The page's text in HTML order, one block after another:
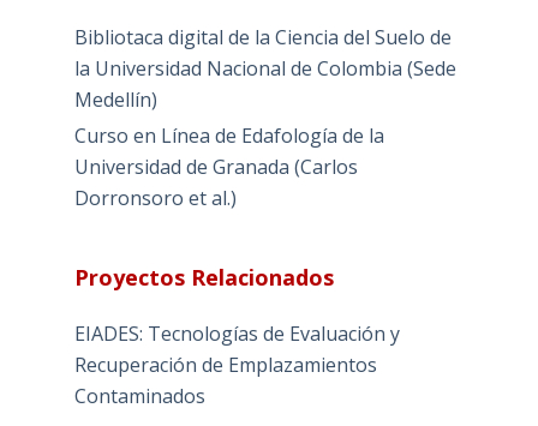
Bibliotaca digital de la Ciencia del Suelo de
la Universidad Nacional de Colombia (Sede
Medellín)
Curso en Línea de Edafología de la
Universidad de Granada (Carlos
Dorronsoro et al.)
Proyectos Relacionados
EIADES: Tecnologías de Evaluación y
Recuperación de Emplazamientos
Contaminados